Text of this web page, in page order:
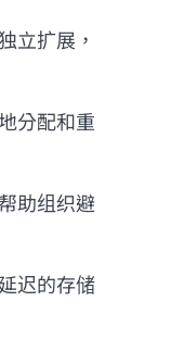
立扩展，
分配和重
助组织避
迟的存储